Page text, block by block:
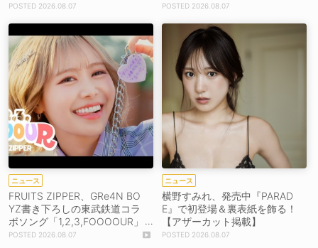
2026.08.07 2026.08.07
ニュース
FRUITS ZIPPER、GRe4N BO
YZ書き下ろしの東武鉄道コラ
ボソング「1,2,3,FOOOOUR」
をリリース＆MV公開！
2026.08.07
ニュース
横野すみれ、発売中『PARAD
E』で初登場＆裏表紙を飾る！
【アザーカット掲載】
2026.08.07